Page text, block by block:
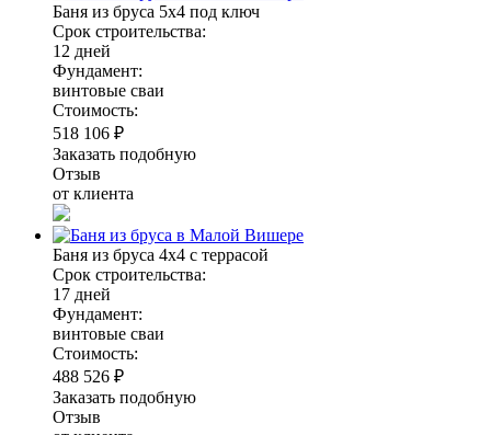
Баня из бруса 5х4 под ключ
Срок строительства:
12 дней
Фундамент:
винтовые сваи
Стоимость:
518 106 ₽
Заказать подобную
Отзыв
от клиента
Баня из бруса 4х4 с террасой
Срок строительства:
17 дней
Фундамент:
винтовые сваи
Стоимость:
488 526 ₽
Заказать подобную
Отзыв